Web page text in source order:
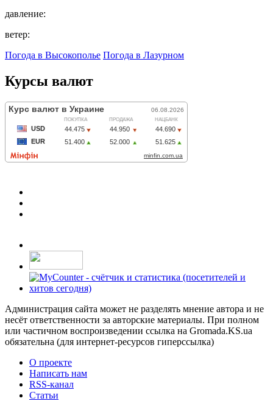
давление:
ветер:
Погода в Высокополье Погода в Лазурном
Курсы валют
Администрация сайта может не разделять мнение автора и не
несёт ответственности за авторские материалы. При полном
или частичном воспроизведении ссылка на Gromada.KS.ua
обязательна (для интернет-ресурсов гиперссылка)
О проекте
Написать нам
RSS-канал
Статьи